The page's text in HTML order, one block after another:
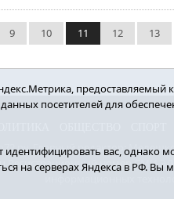
9 10 11 12 13
Главный редактор:
Регистрационный номер СМИ ЭЛ
посетителей для
вас, однако
на серверах Яндекса в РФ.